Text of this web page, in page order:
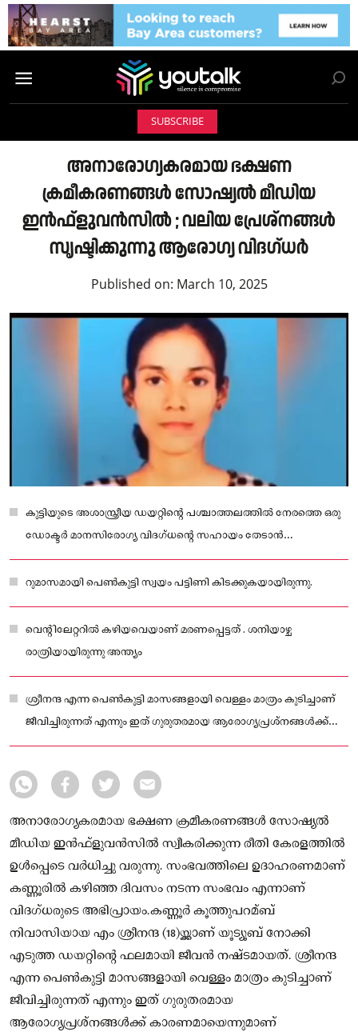
SUBSCRIBE
അനാരോഗ്യകരമായ ഭക്ഷണ
ക്രമീകരണങ്ങള്‍ സോഷ്യല്‍ മീഡിയ
ഇന്‍ഫ്‌ളുവന്‍സില്‍ ; വലിയ പ്രേശ്നങ്ങൾ
സൃഷ്ടിക്കുന്നു ആരോഗ്യ വിദഗ്ധര്‍
Published on: March 10, 2025
കുട്ടിയുടെ അശാസ്ത്രീയ ഡയറ്റിന്റെ പശ്ചാത്തലത്തില്‍ നേരത്തെ ഒരു
ഡോക്ടര്‍ മാനസിരോഗ്യ വിദഗ്ധന്റെ സഹായം തേടാന്‍
കുടുംബത്തോട് നിര്‍ദേശിച്ചിരുന്നു
റുമാസമായി പെണ്‍കുട്ടി സ്വയം പട്ടിണി കിടക്കുകയായിരുന്നു.
വെന്റിലേറ്ററില്‍ കഴിയവെയാണ് മരണപ്പെട്ടത് . ശനിയാഴ്ച
രാത്രിയായിരുന്നു അന്ത്യം
ശ്രീനന്ദ എന്ന പെണ്‍കുട്ടി മാസങ്ങളായി വെള്ളം മാത്രം കുടിച്ചാണ്
ജീവിച്ചിരുന്നത് എന്നും ഇത് ഗുരുതരമായ ആരോഗ്യപ്രശ്‌നങ്ങള്‍ക്ക്
കാരണമായെന്നുമാണ് റിപ്പോര്‍ട്ടുകള്‍.
അനാരോഗ്യകരമായ ഭക്ഷണ ക്രമീകരണങ്ങള്‍ സോഷ്യല്‍
മീഡിയ ഇന്‍ഫ്‌ളുവന്‍സില്‍ സ്വീകരിക്കുന്ന രീതി കേരളത്തില്‍
ഉള്‍പ്പെടെ വര്‍ധിച്ചു വരുന്നു. സംഭവത്തിലെ ഉദാഹരണമാണ്
കണ്ണൂരിൽ കഴിഞ്ഞ ദിവസം നടന്ന സംഭവം എന്നാണ്
വിദഗ്ധരുടെ അഭിപ്രായം.കണ്ണൂര്‍ കൂത്തുപറമ്ബ്
നിവാസിയായ എം ശ്രീനന്ദ (18)യ്ക്കാണ് യൂട്യൂബ് നോക്കി
എടുത്ത ഡയറ്റിന്റെ ഫലമായി ജീവന്‍ നഷ്ടമായത്. ശ്രീനന്ദ
എന്ന പെണ്‍കുട്ടി മാസങ്ങളായി വെള്ളം മാത്രം കുടിച്ചാണ്
ജീവിച്ചിരുന്നത് എന്നും ഇത് ഗുരുതരമായ
ആരോഗ്യപ്രശ്‌നങ്ങള്‍ക്ക് കാരണമായെന്നുമാണ്